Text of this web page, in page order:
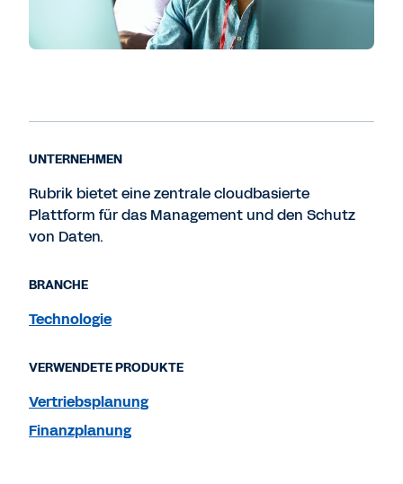
UNTERNEHMEN
Rubrik bietet eine zentrale cloudbasierte
Plattform für das Management und den Schutz
von Daten.
BRANCHE
Technologie
VERWENDETE PRODUKTE
Vertriebsplanung
Finanzplanung